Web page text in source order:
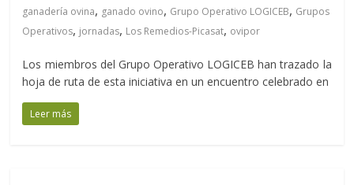
ganadería ovina, ganado ovino, Grupo Operativo LOGICEB, Grupos
Operativos, jornadas, Los Remedios-Picasat, ovipor
Los miembros del Grupo Operativo LOGICEB han trazado la
hoja de ruta de esta iniciativa en un encuentro celebrado en
Leer más